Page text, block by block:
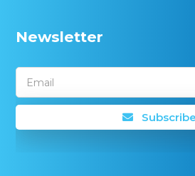
Newsletter
Email
Subscribe